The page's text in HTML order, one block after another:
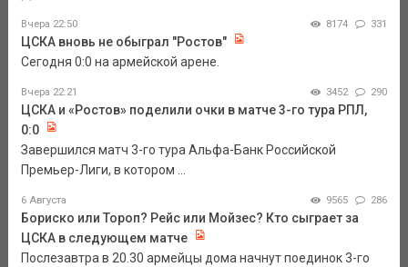
Вчера 22:50 8174 331
ЦСКА вновь не обыграл "Ростов"
Сегодня 0:0 на армейской арене.
Вчера 22:21 3452 290
ЦСКА и «Ростов» поделили очки в матче 3-го тура РПЛ,
0:0
Завершился матч 3-го тура Альфа-Банк Российской
Премьер-Лиги, в котором ...
6 Августа 9565 286
Бориско или Тороп? Рейс или Мойзес? Кто сыграет за
ЦСКА в следующем матче
Послезавтра в 20.30 армейцы дома начнут поединок 3-го